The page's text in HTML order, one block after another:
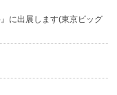
に出展します(東京ビッグ